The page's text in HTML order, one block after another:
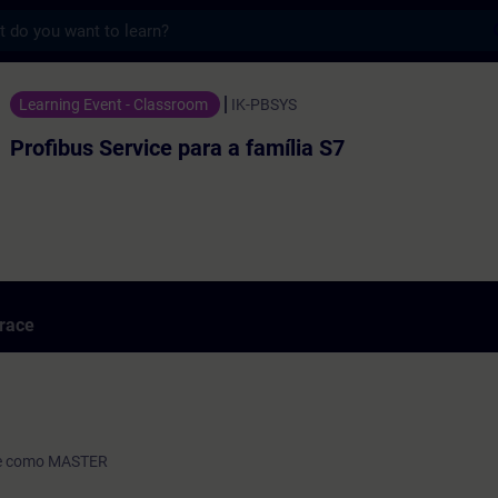
para a família S7 - Školení - Školení -
Learning Event - Classroom IK-PBSYS
Profibus Service para a família S7
MASTER